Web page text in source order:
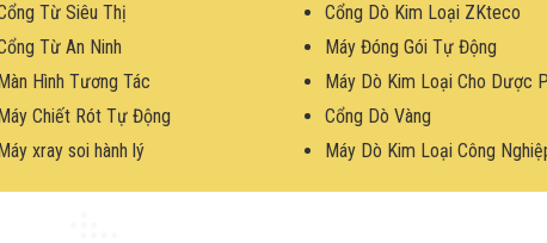
Từ Siêu Thị
Cổng Dò Kim Loại ZKteco
Từ An Ninh
Máy Đóng Gói Tự Động
Hình Tương Tác
Máy Dò Kim Loại Cho Dược
Chiết Rót Tự Động
Cổng Dò Vàng
xray soi hành lý Máy Dò Kim Loại Công